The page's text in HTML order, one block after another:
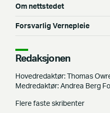
Om nettstedet
Forsvarlig Vernepleie
Redaksjonen
Hovedredaktør: Thomas
Medredaktør: Andrea Berg
Flere faste skribenter